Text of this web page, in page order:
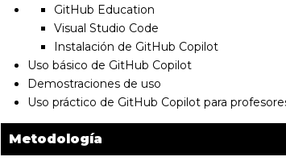
GitHub Education
Visual Studio Code
Instalación de GitHub Copilot
Uso básico de GitHub Copilot
Demostraciones de uso
Uso práctico de GitHub Copilot para
Metodología